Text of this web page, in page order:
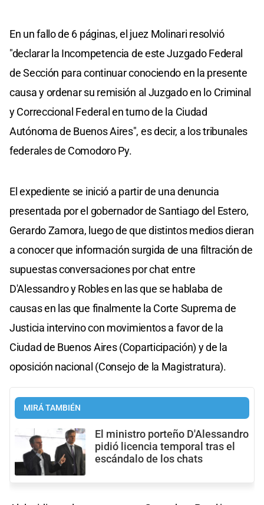
En un fallo de 6 páginas, el juez Molinari resolvió
"declarar la Incompetencia de este Juzgado Federal
de Sección para continuar conociendo en la presente
causa y ordenar su remisión al Juzgado en lo Criminal
y Correccional Federal en turno de la Ciudad
Autónoma de Buenos Aires", es decir, a los tribunales
federales de Comodoro Py.
El expediente se inició a partir de una denuncia
presentada por el gobernador de Santiago del Estero,
Gerardo Zamora, luego de que distintos medios dieran
a conocer que información surgida de una filtración de
supuestas conversaciones por chat entre
D'Alessandro y Robles en las que se hablaba de
causas en las que finalmente la Corte Suprema de
Justicia intervino con movimientos a favor de la
Ciudad de Buenos Aires (Coparticipación) y de la
oposición nacional (Consejo de la Magistratura).
MIRÁ TAMBIÉN
El ministro porteño D'Alessandro
pidió licencia temporal tras el
escándalo de los chats